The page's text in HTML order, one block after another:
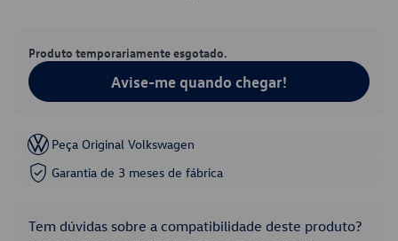
Produto temporariamente esgotado.
Avise-me quando chegar!
Peça Original Volkswagen
Garantia de 3 meses de fábrica
Tem dúvidas sobre a compatibilidade deste produto?